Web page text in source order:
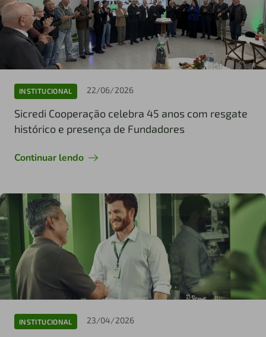
INSTITUCIONAL 22/06/2026
Sicredi Cooperação celebra 45 anos com resgate
histórico e presença de Fundadores
Continuar lendo
INSTITUCIONAL 23/04/2026